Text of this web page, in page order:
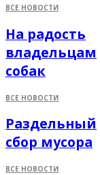
ВСЕ НОВОСТИ
На радость
владельцам
собак
ВСЕ НОВОСТИ
Раздельный
сбор мусора
ВСЕ НОВОСТИ